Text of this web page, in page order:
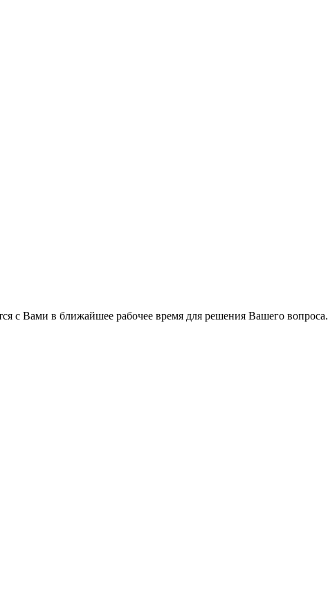
с Вами в ближайшее рабочее время для решения Вашего вопроса.